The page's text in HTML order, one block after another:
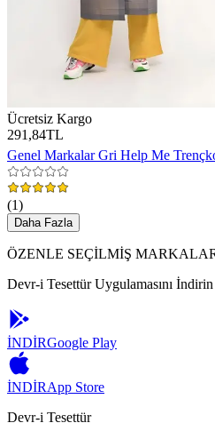
Ücretsiz Kargo
291,84TL
Genel Markalar Gri Help Me
(1)
Daha Fazla
ÖZENLE SEÇİLMİŞ
Devr-i Tesettür Uygulamasını İndirin
İNDİRGoogle Play
İNDİRApp Store
Devr-i Tesettür